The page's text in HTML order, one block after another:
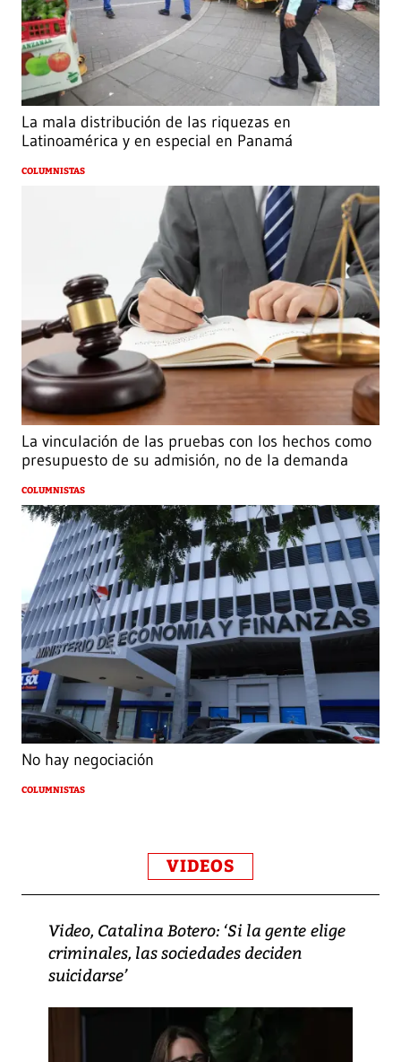
La mala distribución de las riquezas en
Latinoamérica y en especial en Panamá
COLUMNISTAS
La vinculación de las pruebas con los hechos como
presupuesto de su admisión, no de la demanda
COLUMNISTAS
No hay negociación
COLUMNISTAS
VIDEOS
Video, Catalina Botero: ‘Si la gente elige
criminales, las sociedades deciden
suicidarse’